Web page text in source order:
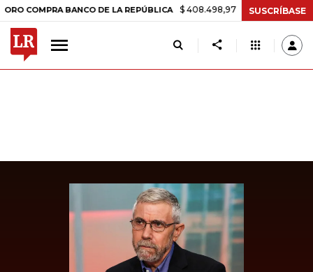
BANCO DE LA REPÚBLICA $ 408.498,97 +$ 8.753,81 +2,19%
SUSCRÍBASE